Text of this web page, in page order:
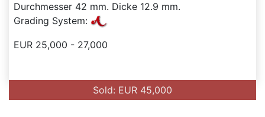
Durchmesser 42 mm. Dicke 12.9 mm.
Grading System:
EUR 25,000 - 27,000
Sold: EUR 45,000